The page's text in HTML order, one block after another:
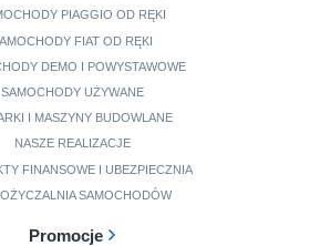
PIAGGIO OD RĘKI
FIAT OD RĘKI
DEMO I POWYSTAWOWE
SAMOCHODY UŻYWANE
I MASZYNY BUDOWLANE
NASZE REALIZACJE
FINANSOWE I UBEZPIECZNIA
SAMOCHODÓW
Promocje